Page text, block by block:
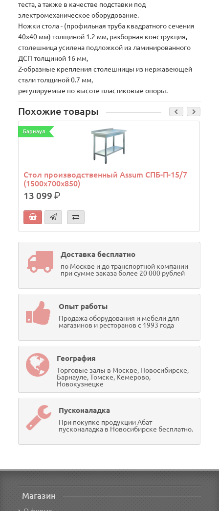
теста, а также в качестве подставки под
электромеханическое оборудование.
Ножки стола - (профильная труба квадратного сечения
40х40 мм) толщиной 1.2 мм, разборная конструкция,
столешница усилена подложкой из ламинированного
ДСП толщиной 16 мм,
Z-образные крепления столешницы из нержавеющей
стали толщиной 0.7 мм,
регулируемые по высоте пластиковые опоры.
Похожие товары
Барнаул
Стол производственный Assum СПБ-П-15/7
(1500х700х850)
13 099р.
Доставка бесплатно
по Москве и до транспортной компании
при сумме заказа более 20 000 рублей
Опыт работы
Продажа оборудования и мебели для
магазинов и ресторанов с 1993 года
География
Торговые залы в Москве, Новосибирске,
Барнауле, Томске, Кемерово,
Новокузнецке
Пусконаладка
При покупке продукции Абат
пусконаладка в Новосибирске бесплатно.
Магазин